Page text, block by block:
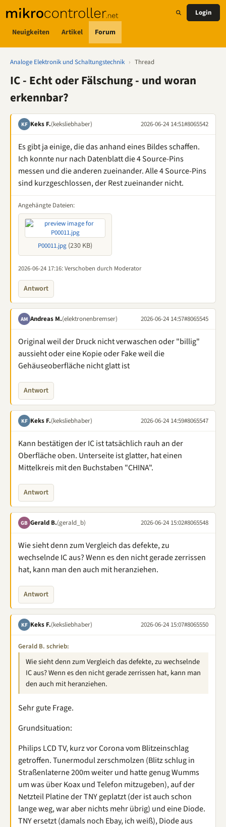
Neuigkeiten Artikel Forum
Login
Analoge Elektronik und Schaltungstechnik › Thread
IC - Echt oder Fälschung - und woran
erkennbar?
KF Keks F.(keksliebhaber) 2026-06-24 14:51#8065542
Es gibt ja einige, die das anhand eines Bildes schaffen.
Ich konnte nur nach Datenblatt die 4 Source-Pins
messen und die anderen zueinander. Alle 4 Source-Pins
sind kurzgeschlossen, der Rest zueinander nicht.
Angehängte Dateien:
P00011.jpg (230 KB)
2026-06-24 17:16: Verschoben durch Moderator
Antwort
AM Andreas M.(elektronenbremser) 2026-06-24 14:57#8065545
Original weil der Druck nicht verwaschen oder "billig"
aussieht oder eine Kopie oder Fake weil die
Gehäuseoberfläche nicht glatt ist
Antwort
KF Keks F.(keksliebhaber) 2026-06-24 14:59#8065547
Kann bestätigen der IC ist tatsächlich rauh an der
Oberfläche oben. Unterseite ist glatter, hat einen
Mittelkreis mit den Buchstaben "CHINA".
Antwort
GB Gerald B.(gerald_b) 2026-06-24 15:02#8065548
Wie sieht denn zum Vergleich das defekte, zu
wechselnde IC aus? Wenn es den nicht gerade zerrissen
hat, kann man den auch mit heranziehen.
Antwort
KF Keks F.(keksliebhaber) 2026-06-24 15:07#8065550
Gerald B. schrieb:
Wie sieht denn zum Vergleich das defekte, zu wechselnde
IC aus? Wenn es den nicht gerade zerrissen hat, kann man
den auch mit heranziehen.
Sehr gute Frage.
Grundsituation:
Philips LCD TV, kurz vor Corona vom Blitzeinschlag
getroffen. Tunermodul zerschmolzen (Blitz schlug in
Straßenlaterne 200m weiter und hatte genug Wumms
um was über Koax und Telefon mitzugeben), auf der
Netzteil Platine der TNY geplatzt (der ist auch schon
lange weg, war aber nichts mehr übrig) und eine Diode.
TNY ersetzt (damals noch Ebay, ich weiß), Diode aus